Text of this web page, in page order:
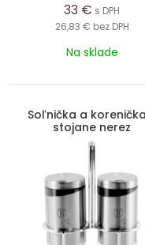
33 € s DPH
26,83 € bez DPH
Na sklade
Soľnička a
stojane nerez